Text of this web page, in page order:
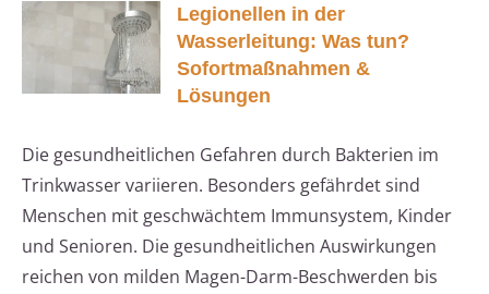
Legionellen in der
Wasserleitung: Was tun?
Sofortmaßnahmen &
Lösungen
Die gesundheitlichen Gefahren durch Bakterien im
Trinkwasser variieren. Besonders gefährdet sind
Menschen mit geschwächtem Immunsystem, Kinder
und Senioren. Die gesundheitlichen Auswirkungen
reichen von milden Magen-Darm-Beschwerden bis